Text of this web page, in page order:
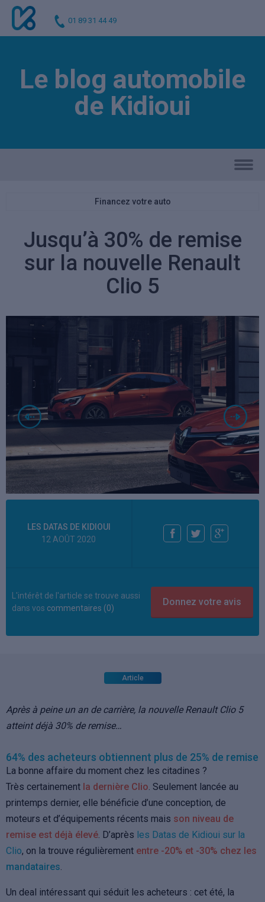
01 89 31 44 49
Le blog automobile
de Kidioui
Financez votre auto
Jusqu’à 30% de remise
sur la nouvelle Renault
Clio 5
LES DATAS DE KIDIOUI
12 AOÛT 2020
L'intérêt de l'article se trouve aussi
dans vos commentaires (0)
Article
Après à peine un an de carrière, la nouvelle Renault Clio 5
atteint déjà 30% de remise…
64% des acheteurs obtiennent plus de 25% de remise
La bonne affaire du moment chez les citadines ?
Très certainement la dernière Clio. Seulement lancée au
printemps dernier, elle bénéficie d’une conception, de
moteurs et d’équipements récents mais son niveau de
remise est déjà élevé. D’après les Datas de Kidioui sur la
Clio, on la trouve régulièrement entre -20% et -30% chez les
mandataires.
Un deal intéressant qui séduit les acheteurs : cet été, la